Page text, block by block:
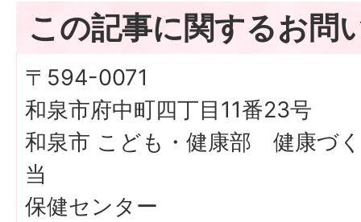
この記事に関するお問
〒594-0071
和泉市府中町四丁目11番23号
和泉市 こども・健康部 健康づ
当
保健センター